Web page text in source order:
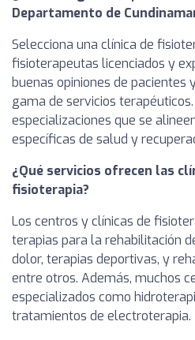
Departamento de
Selecciona una clínica de
fisioterapeutas licenciados y
buenas opiniones de pacientes
gama de servicios
especializaciones que se
específicas de salud y
¿Qué servicios ofrecen las
fisioterapia?
Los centros y clínicas de
terapias para la rehabilitación
dolor, terapias deportivas, y
entre otros. Además, muchos
especializados como
tratamientos de electroterapia.